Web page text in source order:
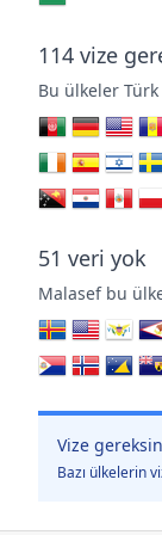
114 vize
Bu ülkeler
51 veri yok
Malasef bu
Vize
Bazı ülkelerin